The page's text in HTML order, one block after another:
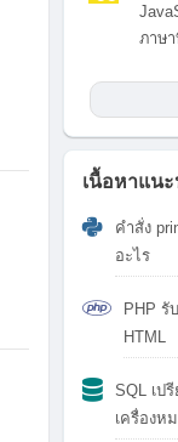
ภาษ
เนื้อหาแน
คำสั่ง
อะไร
PHP
HTML
SQL เป
เครื่องห